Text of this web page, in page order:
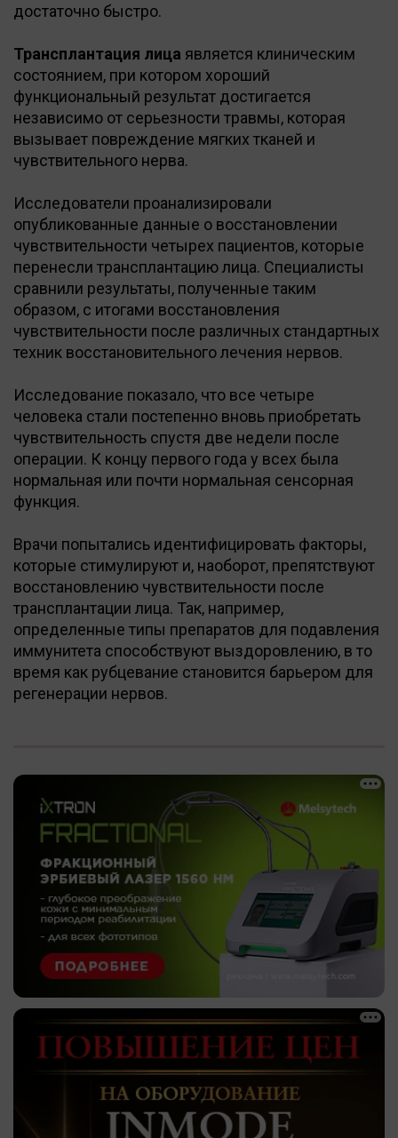
достаточно быстро.
Трансплантация лица является клиническим
состоянием, при котором хороший
функциональный результат достигается
независимо от серьезности травмы, которая
вызывает повреждение мягких тканей и
чувствительного нерва.
Исследователи проанализировали
опубликованные данные о восстановлении
чувствительности четырех пациентов, которые
перенесли трансплантацию лица. Специалисты
сравнили результаты, полученные таким
образом, с итогами восстановления
чувствительности после различных стандартных
техник восстановительного лечения нервов.
Исследование показало, что все четыре
человека стали постепенно вновь приобретать
чувствительность спустя две недели после
операции. К концу первого года у всех была
нормальная или почти нормальная сенсорная
функция.
Врачи попытались идентифицировать факторы,
которые стимулируют и, наоборот, препятствуют
восстановлению чувствительности после
трансплантации лица. Так, например,
определенные типы препаратов для подавления
иммунитета способствуют выздоровлению, в то
время как рубцевание становится барьером для
регенерации нервов.